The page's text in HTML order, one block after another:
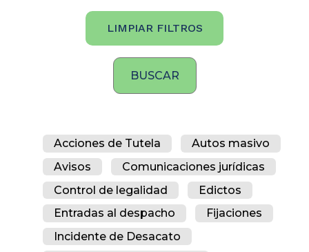
LIMPIAR FILTROS
Acciones de Tutela
Autos masivo
Avisos
Comunicaciones jurídicas
Control de legalidad
Edictos
Entradas al despacho
Fijaciones
Incidente de Desacato